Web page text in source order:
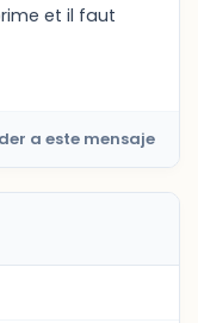
et il faut
a este mensaje